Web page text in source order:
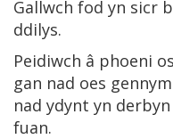
Gallwch fod yn sicr
ddilys.
Peidiwch â phoeni
gan nad oes
nad ydynt yn
fuan.